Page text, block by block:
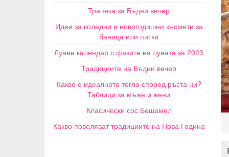
Трапеза за Бъдни вечер
Идеи за коледни и новогодишни късмети за
баница или питка
Лунен календар с фазите на луната за 2023
Традициите на Бъдни вечер
Какво е идеалното тегло според ръста ни?
Таблици за мъже и жени
Класически сос Бешамел
Какво повеляват традициите на Нова Година